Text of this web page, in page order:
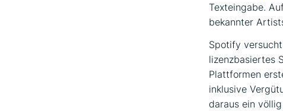
Texteingabe.
bekannter
Spotify
lizenzbasiertes
Plattformen
inklusive
daraus ein